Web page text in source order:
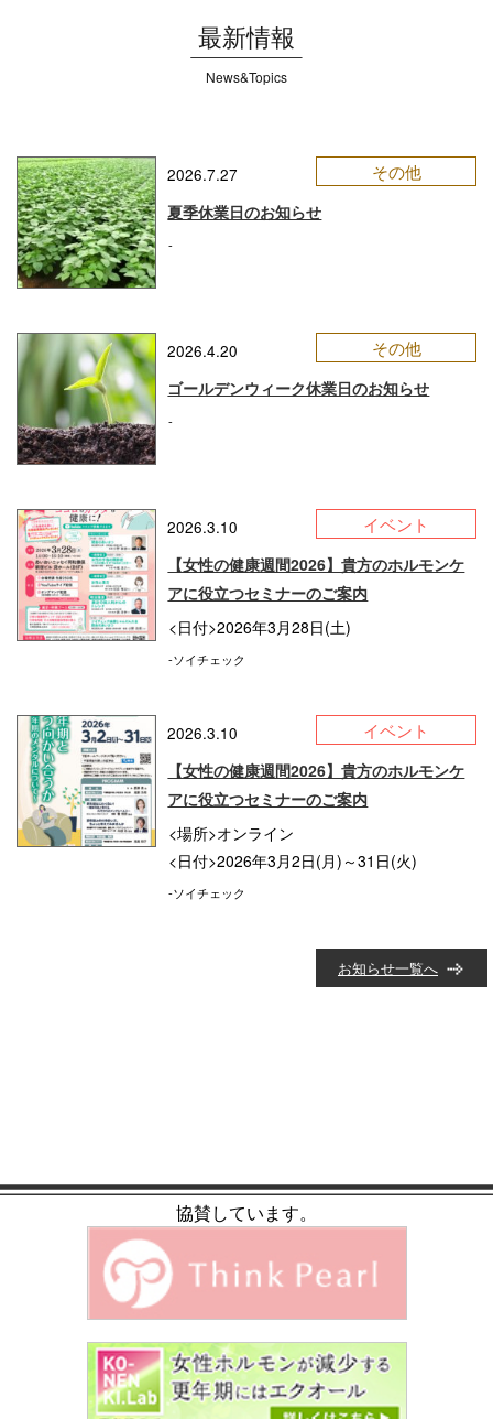
最新情報
News&Topics
2026.7.27 その他
夏季休業日のお知らせ
-
2026.4.20 その他
ゴールデンウィーク休業日のお知らせ
-
2026.3.10 イベント
【女性の健康週間2026】貴方のホルモンケ
アに役立つセミナーのご案内
<日付>2026年3月28日(土)
-ソイチェック
2026.3.10 イベント
【女性の健康週間2026】貴方のホルモンケ
アに役立つセミナーのご案内
<場所>オンライン
<日付>2026年3月2日(月)～31日(火)
-ソイチェック
お知らせ一覧へ
協賛しています。